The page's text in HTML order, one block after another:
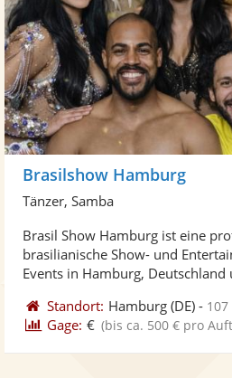
Brasilshow Hamburg
Tänzer, Samba
Brasil Show Hamburg ist eine
brasilianische Show- und
Events in Hamburg, Deutschland
Standort: Hamburg (DE) -
Gage: € (bis ca. 500 € pro